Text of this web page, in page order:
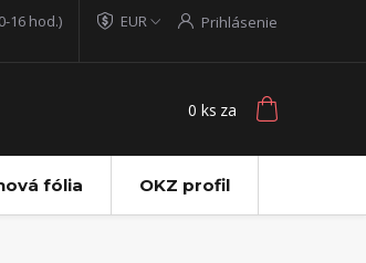
EUR Prihlásenie
16 hod.)
0 ks za
fólia OKZ profil